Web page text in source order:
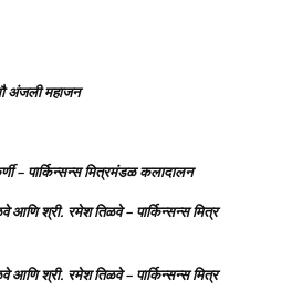
अंजली महाजन
– पार्किन्सन्स मित्रमंडळ कलादालन
आणि श्री. रमेश तिळवे – पार्किन्सन्स मित्र
आणि श्री. रमेश तिळवे – पार्किन्सन्स मित्र